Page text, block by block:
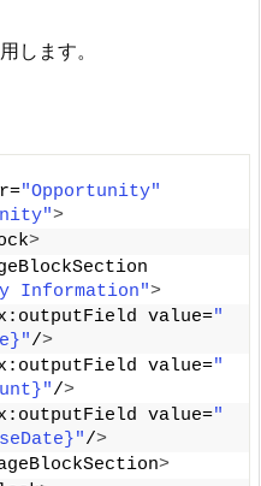
します。
"Opportunity"
>
>
Information">
value="
/>
value="
/>
value="
/>
>